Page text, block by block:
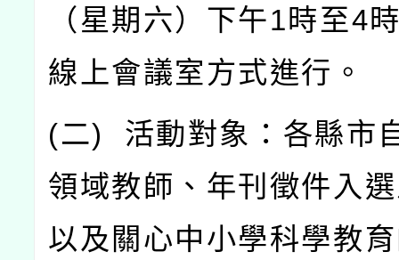
（星期六）下午1時至4
線上會議室方式進行。
(二) 活動對象：各縣市
領域教師、年刊徵件入
以及關心中小學科學教